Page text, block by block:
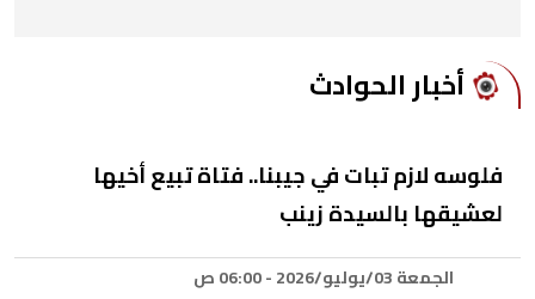
أخبار الحوادث
فلوسه لازم تبات في جيبنا.. فتاة تبيع أخيها
لعشيقها بالسيدة زينب
الجمعة 03/يوليو/2026 - 06:00 ص